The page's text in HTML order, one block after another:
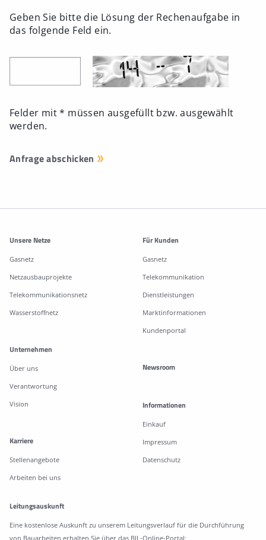
Geben Sie bitte die Lösung der Rechenaufgabe in
das folgende Feld ein.
Felder mit * müssen ausgefüllt bzw. ausgewählt
werden.
Weitere Informationen
Unsere Netze
Gasnetz
Netzausbauprojekte
Telekommunikationsnetz
Wasserstoffnetz
Für Kunden
Gasnetz
Telekommunikation
Dienstleistungen
Marktinformationen
Kundenportal
Unternehmen
Über uns
Verantwortung
Vision
Karriere
Stellenangebote
Arbeiten bei uns
Newsroom
Informationen
Einkauf
Impressum
Datenschutz
Leitungsauskunft
Eine kostenlose Auskunft zu unserem Leitungsverlauf für die Durchführung
von Bauarbeiten erhalten Sie über das BIL-Online-Portal: